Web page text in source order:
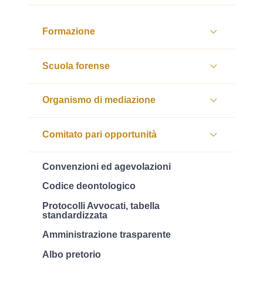
Formazione
Scuola forense
Organismo di mediazione
Comitato pari opportunità
Convenzioni ed agevolazioni
Codice deontologico
Protocolli Avvocati, tabella
standardizzata
Amministrazione trasparente
Albo pretorio